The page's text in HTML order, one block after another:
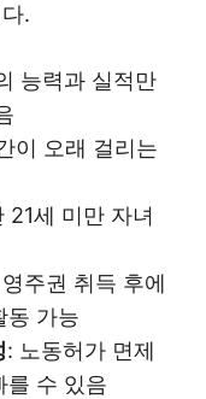
.
능력과 실적만
이 오래 걸리는
21세 미만 자녀
주권 취득 후에
동 가능
: 노동허가 면제
를 수 있음